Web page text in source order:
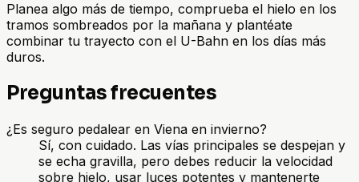
Planea algo más de tiempo, comprueba el hielo en los
tramos sombreados por la mañana y plantéate
combinar tu trayecto con el U-Bahn en los días más
duros.
Preguntas frecuentes
¿Es seguro pedalear en Viena en invierno?
Sí, con cuidado. Las vías principales se despejan y
se echa gravilla, pero debes reducir la velocidad
sobre hielo, usar luces potentes y mantenerte